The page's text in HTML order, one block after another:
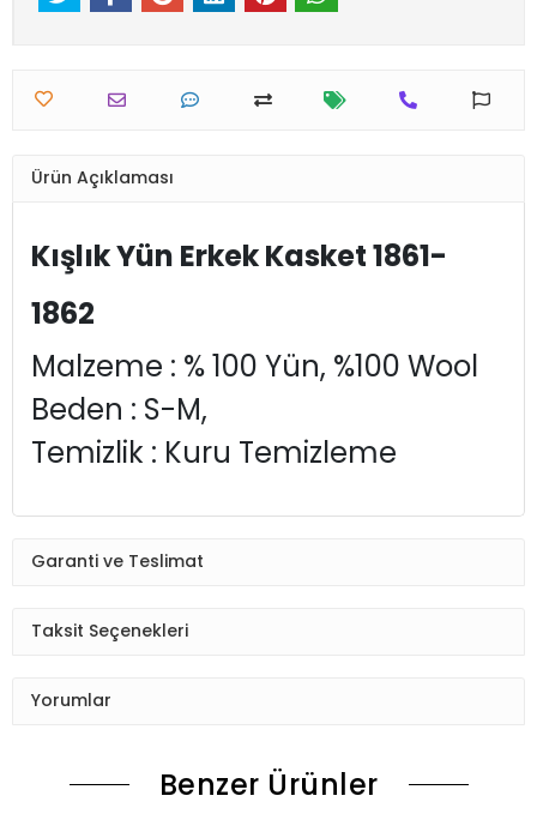
Ürün Açıklaması
Kışlık Yün Erkek Kasket 1861-
1862
Malzeme : % 100 Yün, %100 Wool
Beden : S-M,
Temizlik : Kuru Temizleme
Garanti ve Teslimat
Taksit Seçenekleri
Yorumlar
Benzer Ürünler